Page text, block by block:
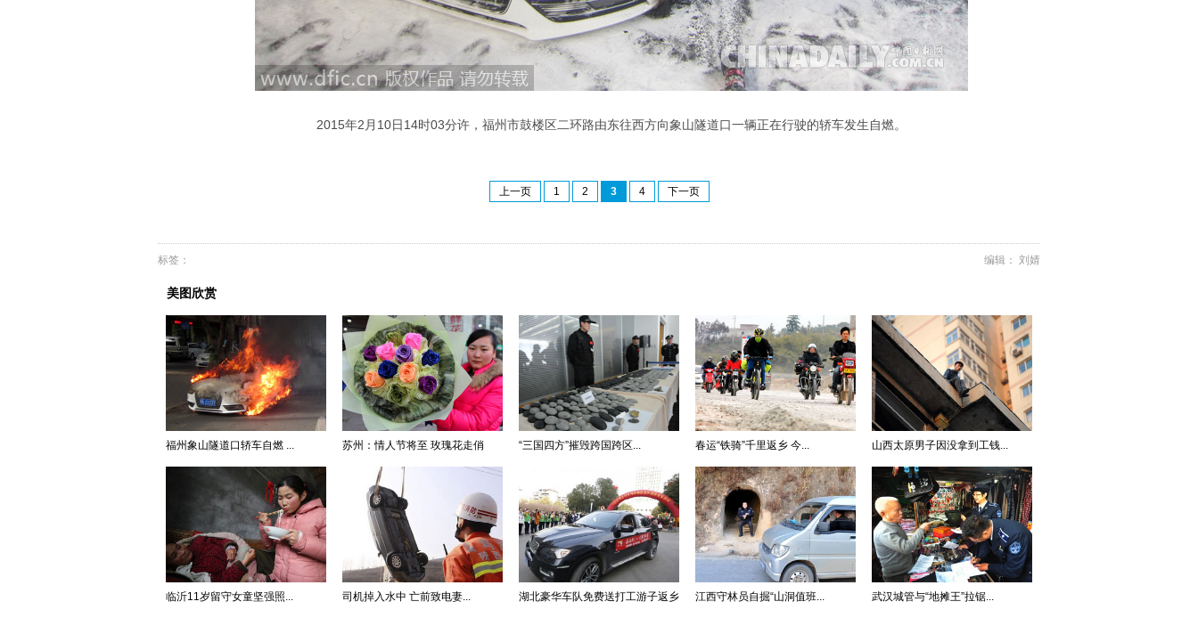
2015年2月10日14时03分许，福州市鼓楼区二环路由东往西方向象山隧道口一辆正在行驶的轿车发生自燃。
上一页 1 2 3 4 下一页
编辑： 刘婧
标签：
美图欣赏
福州象山隧道口轿车自燃 ... 苏州：情人节将至 玫瑰花走俏 “三国四方”摧毁跨国跨区... 春运“铁骑”千里返乡 今... 山西太原男子因没拿到工钱...
临沂11岁留守女童坚强照... 司机掉入水中 亡前致电妻... 湖北豪华车队免费送打工游子返乡 江西守林员自掘“山洞值班... 武汉城管与“地摊王”拉锯...